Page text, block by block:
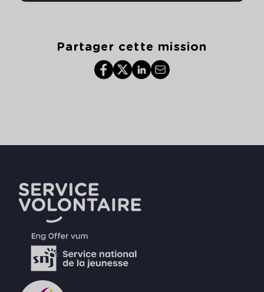
Partager cette mission